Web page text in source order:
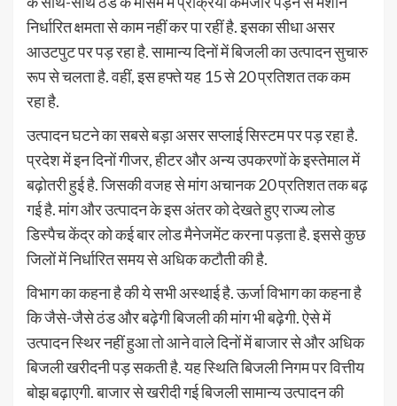
निर्धारित क्षमता से काम नहीं कर पा रहीं है. इसका सीधा असर
आउटपुट पर पड़ रहा है. सामान्य दिनों में बिजली का उत्पादन सुचारु
रूप से चलता है. वहीं, इस हफ्ते यह 15 से 20 प्रतिशत तक कम
रहा है.
उत्पादन घटने का सबसे बड़ा असर सप्लाई सिस्टम पर पड़ रहा है.
प्रदेश में इन दिनों गीजर, हीटर और अन्य उपकरणों के इस्तेमाल में
बढ़ोतरी हुई है. जिसकी वजह से मांग अचानक 20 प्रतिशत तक बढ़
गई है. मांग और उत्पादन के इस अंतर को देखते हुए राज्य लोड
डिस्पैच केंद्र को कई बार लोड मैनेजमेंट करना पड़ता है. इससे कुछ
जिलों में निर्धारित समय से अधिक कटौती की है.
विभाग का कहना है की ये सभी अस्थाई है. ऊर्जा विभाग का कहना है
कि जैसे-जैसे ठंड और बढ़ेगी बिजली की मांग भी बढ़ेगी. ऐसे में
उत्पादन स्थिर नहीं हुआ तो आने वाले दिनों में बाजार से और अधिक
बिजली खरीदनी पड़ सकती है. यह स्थिति बिजली निगम पर वित्तीय
बोझ बढ़ाएगी. बाजार से खरीदी गई बिजली सामान्य उत्पादन की